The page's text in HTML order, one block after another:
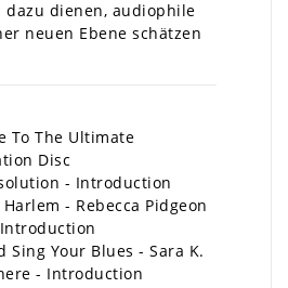
dienen, audiophile
neuen Ebene schätzen
To The Ultimate
Disc
- Introduction
- Rebecca Pidgeon
Sing Your Blues - Sara K.
- Introduction